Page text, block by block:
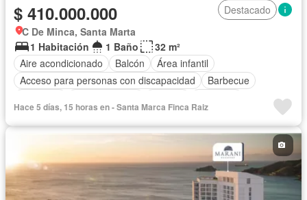
$ 410.000.000
Destacado
C De Minca, Santa Marta
1 Habitación
1 Baño
32 m²
Aire acondicionado
Balcón
Área infantil
Acceso para personas con discapacidad
Barbecue
Seguridad privada
Piscina
Hace 5 días, 15 horas en - Santa Marca Finca Raiz